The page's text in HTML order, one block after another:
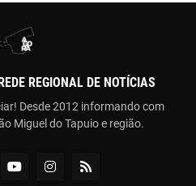
REGIONAL DE NOTÍCIAS
Desde 2012 informando com
Miguel do Tapuio e região.